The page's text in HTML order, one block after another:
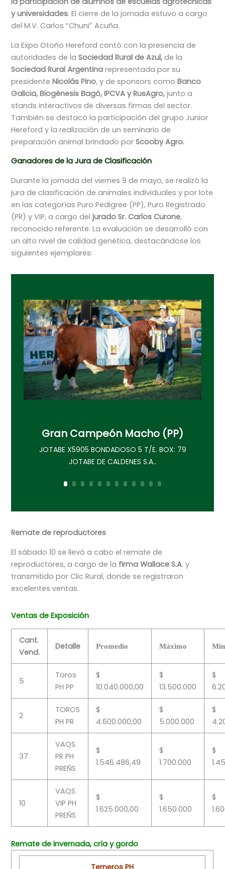
y universidades. El cierre de la jornada estuvo a cargo
del M.V. Carlos “Chuni” Acuña.
La Expo Otoño Hereford contó con la presencia de
autoridades de laSociedad Rural de Azul, de la
Sociedad Rural Argentinarepresentada por su
presidenteNicolás Pino, y de sponsors comoBanco
Galicia, Biogénesis Bagó, IPCVA y RusAgro, junto a
stands interactivos de diversas firmas del sector.
También se destacó la participación del grupo Junior
Hereford y la realización de un seminario de
preparación animal brindado porScooby Agro.
Ganadores de la Jura de Clasificación
Durante la jornada del viernes 9 de mayo, se realizó la
jura de clasificación de animales individuales y por lote
en las categorías Puro Pedigree (PP), Puro Registrado
(PR) y VIP, a cargo deljurado Sr. Carlos Curone,
reconocido referente. La evaluación se desarrolló con
un alto nivel de calidad genética, destacándose los
siguientes ejemplares:
Gran Campeón Macho (PP)
JOTABE X5905 BONDADOSO 5 T/E. BOX: 79
JOTABE DE CALDENES S.A..
Remate de reproductores
El sábado 10 se llevó a cabo el remate de
reproductores, a cargo de la firma Wallace S.A. y
transmitido por Clic Rural, donde se registraron
excelentes ventas.
Ventas de Exposición
Cant.
Vend.
Detalle Promedio Máximo
5
Toros
PH PP
$
10.040.000,00
$
13.500.000
$
2
TOROS
PH PR
$
4.600.000,00
$
5.000.000
$
37
VAQS.
PR PH
PREÑS
$
1.546.486,49
$
1.700.000
$
10
VAQS.
VIP PH
PREÑS
$
1.625.000,00
$
1.650.000
$
Remate de invernada, cría y gordo